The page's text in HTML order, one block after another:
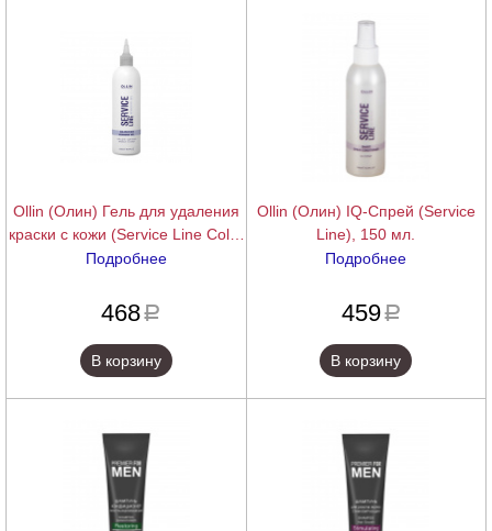
Ollin (Олин) Гель для удаления
краски с кожи (Service Line Color
stain remover gel), 150 мл.
Подробнее
468a
В корзину
Ollin (Олин) IQ-Спрей (Service
Line), 150 мл.
Подробнее
459a
В корзину